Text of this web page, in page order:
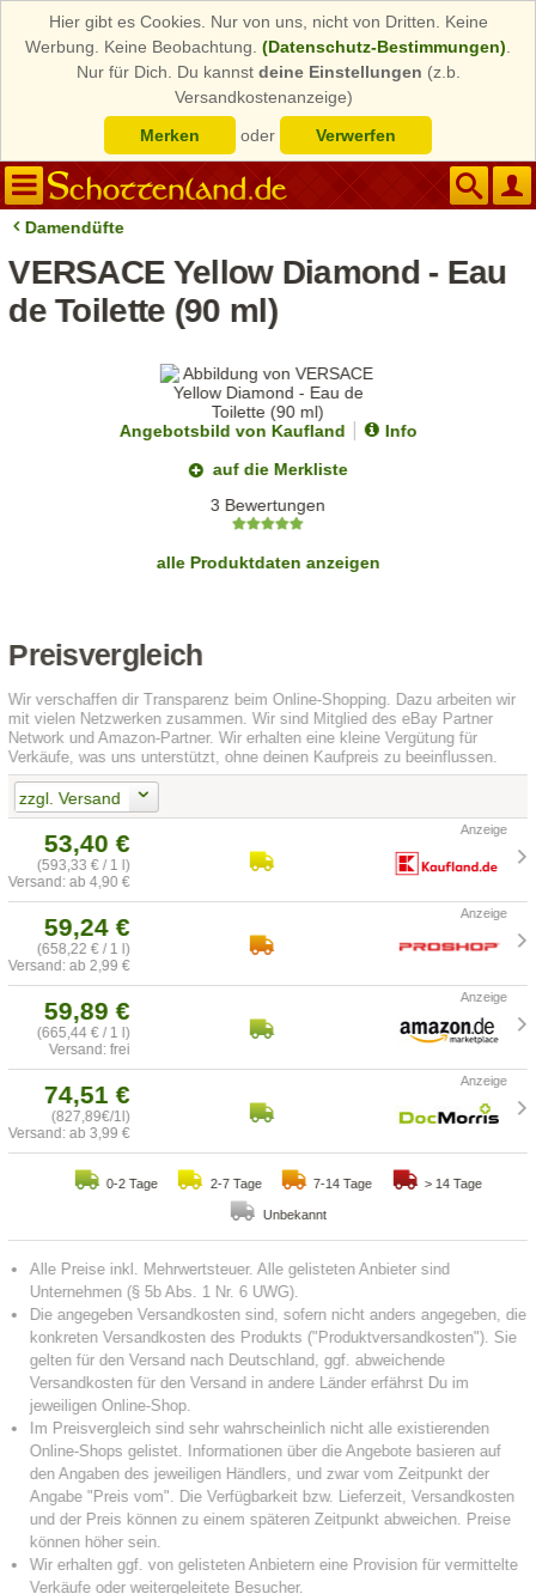
Hier gibt es Cookies. Nur von uns, nicht von Dritten. Keine
Werbung. Keine Beobachtung. (Datenschutz-Bestimmungen)
Nur für Dich. Du kannst deine Einstellungen (z.b.
Versandkostenanzeige)
Merken
oder Verwerfen
Damendüfte
VERSACE Yellow Diamond - Eau
de Toilette (90 ml)
Angebotsbild von Kaufland
Info
auf die Merkliste
3 Bewertungen
alle Produktdaten anzeigen
Preisvergleich
Wir verschaffen dir Transparenz beim Online-Shopping. Dazu arbeiten wir
mit vielen Netzwerken zusammen. Wir sind Mitglied des eBay Partner
Network und Amazon-Partner. Wir erhalten eine kleine Vergütung für
Verkäufe, was uns unterstützt, ohne deinen Kaufpreis zu beeinflussen.
zzgl. Versand
53,40 €
(593,33 € / 1 l)
Versand: ab 4,90 €
59,24 €
(658,22 € / 1 l)
Versand: ab 2,99 €
59,89 €
(665,44 € / 1 l)
Versand: frei
74,51 €
(827,89€/1l)
Versand: ab 3,99 €
0-2 Tage 2-7 Tage 7-14 Tage > 14 Tage
Unbekannt